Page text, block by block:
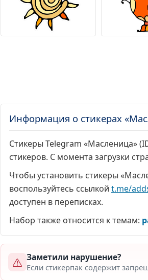
Информация о стикерах
Стикеры Telegram «Масленица»
стикеров. С момента загрузки
Чтобы установить стикеры
воспользуйтесь ссылкой t.me/
доступен в переписках.
Набор также относится к темам:
Заметили нарушение?
Если стикерпак содержит